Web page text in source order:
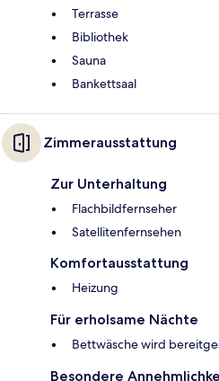
Terrasse
Bibliothek
Sauna
Bankettsaal
Zimmerausstattung
Zur Unterhaltung
Flachbildfernseher
Satellitenfernsehen
Komfortausstattung
Heizung
Für erholsame Nächte
Bettwäsche wird
Besondere